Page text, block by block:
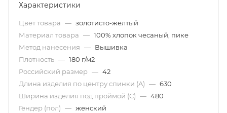
Характеристики
Цвет товара — золотисто-желтый
Материал товара — 100% хлопок чесаный, пике
Метод нанесения — Вышивка
Плотность — 180 г/м2
Российский размер — 42
Длина изделия по центру спинки (A) — 630
Ширина изделия под проймой (С) — 480
Гендер (пол) — женский